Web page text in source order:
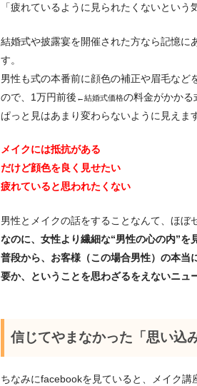
「疲れているように見られたくないという
結婚式や披露宴を開催された方なら記憶に
す。
男性も式の本番前に顔色の補正や眉毛な
ので、1万円前後 ←結婚式価格の料金がかかる
ぱっと見はあまり変わらないように見えま
メイクには抵抗がある
だけど顔色を良く見せたい
疲れていると思われたくない
男性とメイクの話をすることなんて、ほぼ
なのに、女性より繊細な“男性の心の内”を
普段から、お客様（この場合男性）の本当
要か、ということを思わざるをえないニュ
信じてやまなかった「思い込
ちなみにfacebookを見ていると、メイク講